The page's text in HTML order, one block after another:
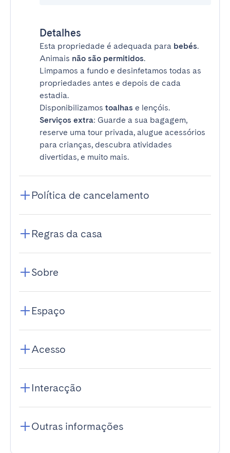
Detalhes
Esta propriedade é adequada para bebés.
Animais não são permitidos.
Limpamos a fundo e desinfetamos todas as
propriedades antes e depois de cada
estadia.
Disponibilizamos toalhas e lençóis.
Serviços extra: Guarde a sua bagagem,
reserve uma tour privada, alugue acessórios
para crianças, descubra atividades
divertidas, e muito mais.
Política de cancelamento
Regras da casa
Sobre
Espaço
Acesso
Interacção
Outras informações